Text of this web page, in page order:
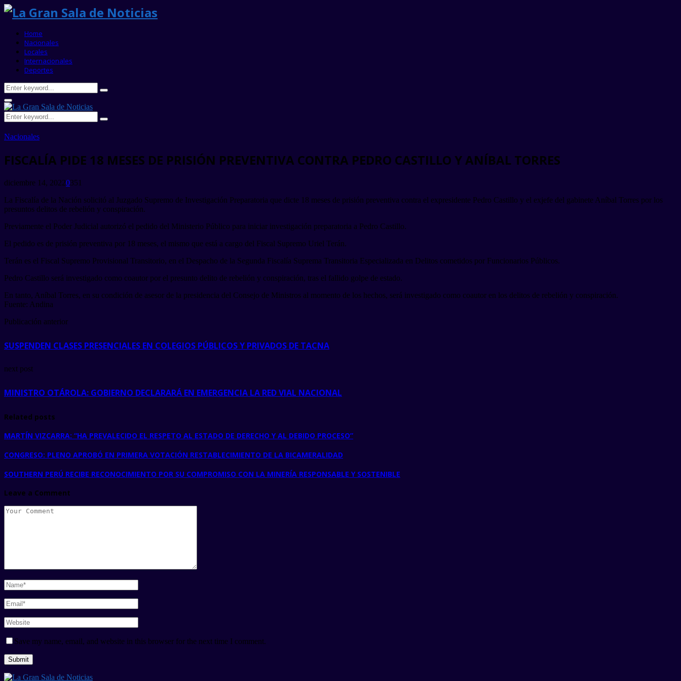
Home
Nacionales
Locales
Internacionales
Deportes
Search
for:
Search
Primary
Menu
Search
for:
Search
Nacionales
FISCALÍA PIDE 18 MESES DE PRISIÓN PREVENTIVA CONTRA PEDRO CASTILLO Y ANÍBAL TORRES
diciembre 14, 20220351
La Fiscalía de la Nación solicitó al Juzgado Supremo de Investigación Preparatoria que dicte 18 meses de prisión preventiva contra el expresidente Pedro Castillo y el exjefe del gabinete Aníbal Torres por los
presuntos delitos de rebelión y conspiración.
Previamente el Poder Judicial autorizó el pedido del Ministerio Público para iniciar investigación preparatoria a Pedro Castillo.
El pedido es de prisión preventiva por 18 meses, el mismo que está a cargo del Fiscal Supremo Uriel Terán.
Terán es el Fiscal Supremo Provisional Transitorio, en el Despacho de la Segunda Fiscalía Suprema Transitoria Especializada en Delitos cometidos por Funcionarios Públicos.
Pedro Castillo será investigado como coautor por el presunto delito de rebelión y conspiración, tras el fallido golpe de estado.
En tanto, Aníbal Torres, en su condición de asesor de la presidencia del Consejo de Ministros al momento de los hechos, será investigado como coautor en los delitos de rebelión y conspiración.
Fuente: Andina
Publicación anterior
SUSPENDEN CLASES PRESENCIALES EN COLEGIOS PÚBLICOS Y PRIVADOS DE TACNA
next post
MINISTRO OTÁROLA: GOBIERNO DECLARARÁ EN EMERGENCIA LA RED VIAL NACIONAL
Related posts
MARTÍN VIZCARRA: “HA PREVALECIDO EL RESPETO AL ESTADO DE DERECHO Y AL DEBIDO PROCESO”
CONGRESO: PLENO APROBÓ EN PRIMERA VOTACIÓN RESTABLECIMIENTO DE LA BICAMERALIDAD
SOUTHERN PERÚ RECIBE RECONOCIMIENTO POR SU COMPROMISO CON LA MINERÍA RESPONSABLE Y SOSTENIBLE
Leave a Comment
Save my name, email, and website in this browser for the next time I comment.